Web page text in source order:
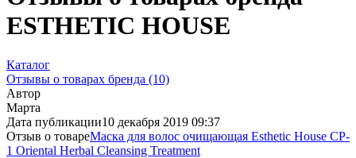
ESTHETIC HOUSE
Каталог
Отзывы о товарах бренда (10)
Автор
Марта
Дата публикации10 декабря 2019 09:37
Отзыв о товареМаска для волос очищающая Esthetic House CP-
1 Oriental Herbal Cleansing Treatment